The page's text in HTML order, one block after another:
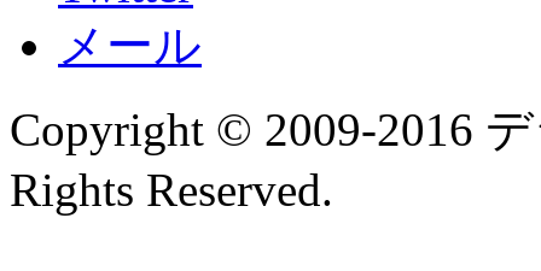
メール
Copyright © 2009-2016
Rights Reserved.